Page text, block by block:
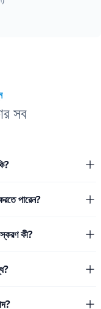
সব
পারেন?
কী?